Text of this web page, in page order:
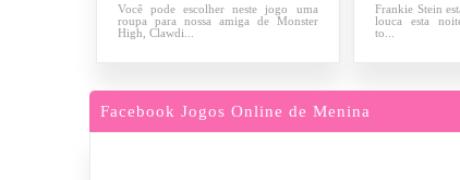
Você pode escolher neste jogo uma
roupa para nossa amiga de Monster
High, Clawdi...
Frankie Stein
louca esta
to...
Facebook Jogos Online de Menina